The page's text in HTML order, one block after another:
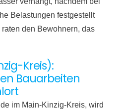
Belastungen festgestellt
den Bewohnern, das
Kreis):
Bauarbeiten
im Main-Kinzig-Kreis, wird